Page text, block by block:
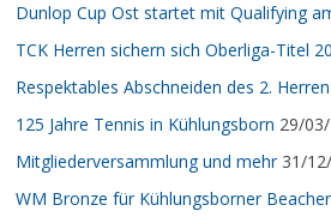
Dunlop Cup Ost startet mit Qualifying
TCK Herren sichern sich Oberliga-Titel
Respektables Abschneiden des 2.
125 Jahre Tennis in Kühlungsborn 29/
Mitgliederversammlung und mehr 31/
WM Bronze für Kühlungsborner Beacher